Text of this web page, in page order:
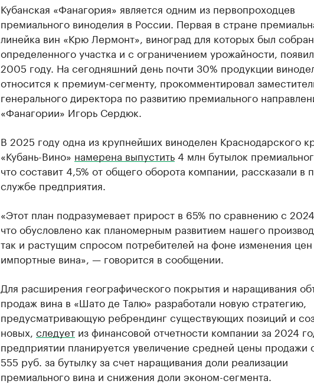
Кубанская «Фанагория» является одним из первопроходцев
премиального виноделия в России. Первая в стране
линейка вин «Крю Лермонт», виноград для которых был
определенного участка и с ограничением урожайности,
2005 году. На сегодняшний день почти 30% продукции
относится к премиум-сегменту, прокомментировал
генерального директора по развитию премиального
«Фанагории» Игорь Сердюк.
В 2025 году одна из крупнейших виноделен Краснодарского
«Кубань-Вино» намерена выпустить4 млн бутылок
что составит 4,5% от общего оборота компании, рассказали в
службе предприятия.
«Этот план подразумевает прирост в 65% по сравнению с
что обусловлено как планомерным развитием нашего
так и растущим спросом потребителей на фоне изменения
импортные вина», — говорится в сообщении.
Для расширения географического покрытия и наращивания
продаж вина в «Шато де Талю» разработали новую стратегию,
предусматривающую ребрендинг существующих позиций и
новых, следует из финансовой отчетности компании за 2024
предприятии планируется увеличение средней цены продажи
555 руб. за бутылку за счет наращивания доли реализации
премиального вина и снижения доли эконом-сегмента.